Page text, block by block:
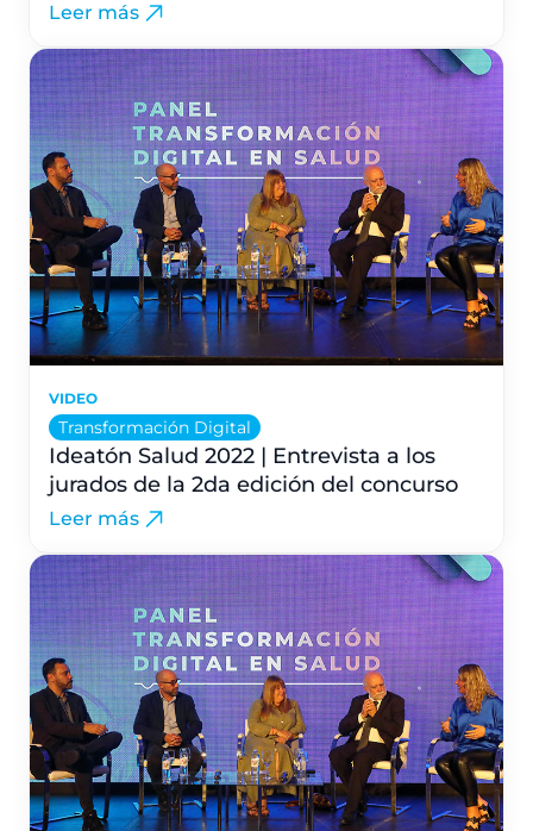
Leer más
VIDEO
Transformación Digital
Ideatón Salud 2022 | Entrevista a los
jurados de la 2da edición del concurso
Leer más